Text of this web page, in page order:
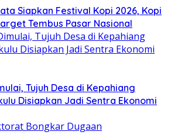
Siapkan Festival Kopi 2026, Kopi
Tembus Pasar Nasional
Tujuh Desa di Kepahiang
Disiapkan Jadi Sentra Ekonomi